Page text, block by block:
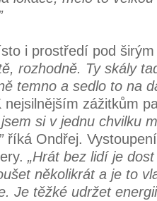
i prostředí pod
rozhodně. Ty skály
temno a sedlo to na
nejsilnějším zážitkům
jsem si v jednu chvilku
říká Ondřej.
„Hrát bez lidí je
několikrát a je to
Je těžké udržet